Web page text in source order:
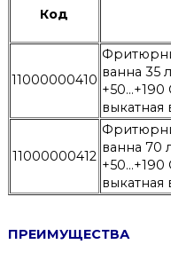
Код
11000000410
ванна 35
+50…+190
выкатная
11000000412
ванна 70
+50…+190
выкатная
ПРЕИМУЩЕСТВА